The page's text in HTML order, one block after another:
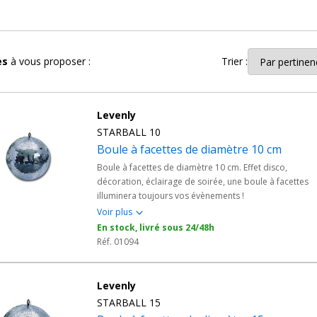
touche magique à l'entrée des mariés. Son charme intemporel la
, spécialement conçues
un événement d'entreprise ou tout autre rassemblement festif,
professionnels(fêtes d'entreprise, commémorations, fêtes
les prestataires d'événementiel.
et créez une atmosphère inoubliable qui ravira vos
votre événement un spectacle lumineux dont tout le monde se
à vous proposer : Trier :
Levenly
STARBALL 10
Boule à facettes de diamètre 10 cm
Boule à facettes de diamètre 10 cm. Effet disco,
décoration, éclairage de soirée, une boule à facettes
illuminera toujours vos évènements !
Voir plus
En stock, livré sous 24/48h
Réf. 01094
Levenly
STARBALL 15